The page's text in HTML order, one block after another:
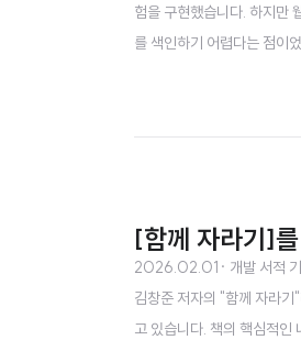
험을 구현했습니다. 하지만
를 색인하기 어렵다는 점이
[함께 자라기]
2026.02.01 · 개발 서적
김창준 저자의 "함께 자라
고 있습니다. 책의 핵심적